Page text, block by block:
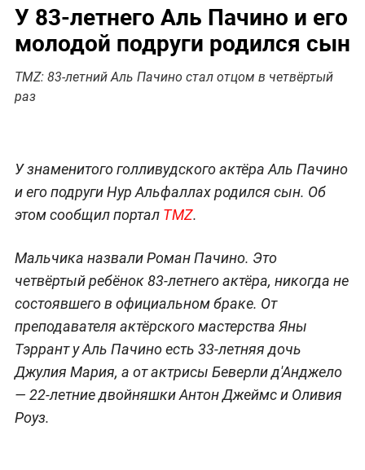
У 83-летнего Аль Пачино и его
молодой подруги родился сын
ТМZ: 83-летний Аль Пачино стал отцом в четвёртый
раз
У знаменитого голливудского актёра Аль Пачино
и его подруги Нур Альфаллах родился сын. Об
этом сообщил портал TMZ.
Мальчика назвали Роман Пачино. Это
четвёртый ребёнок 83-летнего актёра, никогда не
состоявшего в официальном браке. От
преподавателя актёрского мастерства Яны
Тэррант у Аль Пачино есть 33-летняя дочь
Джулия Мария, а от актрисы Беверли д'Анджело
— 22-летние двойняшки Антон Джеймс и Оливия
Роуз.